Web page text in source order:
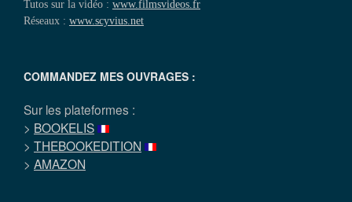
Tutos sur la vidéo : www.filmsvideos.fr
Réseaux : www.scyvius.net
COMMANDEZ MES OUVRAGES :
Sur les plateformes :
> BOOKELIS
> THEBOOKEDITION
> AMAZON